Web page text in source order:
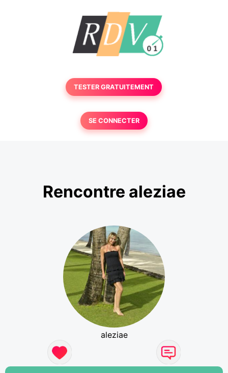
TESTER GRATUITEMENT
SE CONNECTER
Rencontre aleziae
aleziae